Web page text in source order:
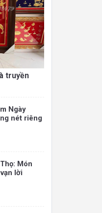
truyền
Ngày
nét riêng
Món
lời